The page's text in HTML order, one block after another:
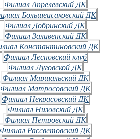
Филиал Апрелевский ДК
Большеисаковский ДК
Филиал Добринский ДК
Филиал Заливенский ДК
Константиновский ДК
Филиал Лесновский клуб
Филиал Луговской ДК
Филиал Маршальский ДК
Филиал Матросовский ДК
Филиал Некрасовский ДК
Филиал Низовский ДК
Филиал Петровский ДК
Филиал Рассветовский ДК